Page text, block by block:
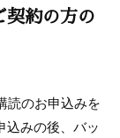
会開催報告
契約の方の
読のお申込みを
込みの後、バッ